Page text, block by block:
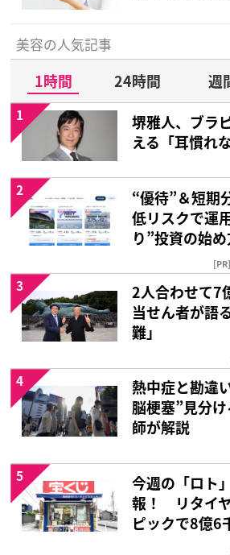
美容の人気記事
1時間 24時間 週
堺雅人、ブラ
える「耳慣れ
1
“優待”＆短期
低リスクで運
り”投資の始
2
2人合わせて7
当せん者が語
難」
3
熱中症と勘違
脳梗塞”見分
師が解説
4
今週の「ロト
報！ リタイ
ピックで8億6
5